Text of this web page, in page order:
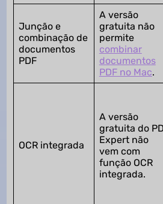
Junção e
combinação de
documentos
PDF
A versão
gratuita não
permite
combinar
documentos
PDF no Mac.
OCR integrada
A versão
gratuita do
Expert não
vem com
função OCR
integrada.